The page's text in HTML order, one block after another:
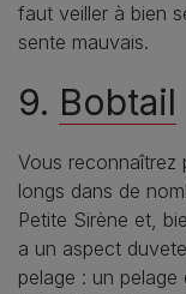
faut veiller à bien
sente mauvais.
9. Bobtail
Vous reconnaîtrez
longs dans de
Petite Sirène et,
a un aspect
pelage : un